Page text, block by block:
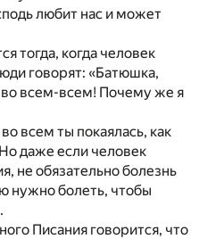
любит нас и может
тогда, когда человек
говорят: «Батюшка,
всем-всем! Почему же я
всем ты покаялась, как
даже если человек
не обязательно болезнь
нужно болеть, чтобы
Писания говорится, что